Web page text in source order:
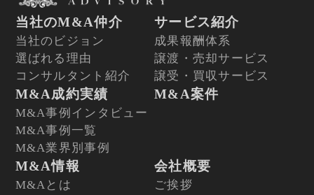
当社のM&A仲介
当社のビジョン
選ばれる理由
コンサルタント紹介
サービス紹介
成果報酬体系
譲渡・売却サービス
譲受・買収サービス
M&A成約実績
M&A事例インタビュー
M&A事例一覧
M&A業界別事例
M&A案件
M&A情報
M&Aとは
会社概要
ご挨拶